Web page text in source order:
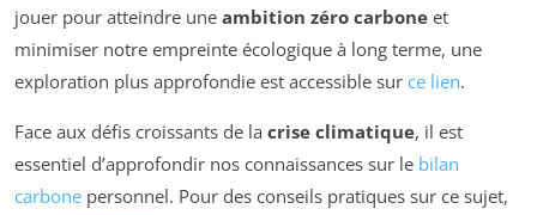
jouer pour atteindre une ambition zéro carbone et
minimiser notre empreinte écologique à long terme, une
exploration plus approfondie est accessible sur ce lien.
Face aux défis croissants de la crise climatique, il est
essentiel d’approfondir nos connaissances sur le bilan
carbone personnel. Pour des conseils pratiques sur ce sujet,